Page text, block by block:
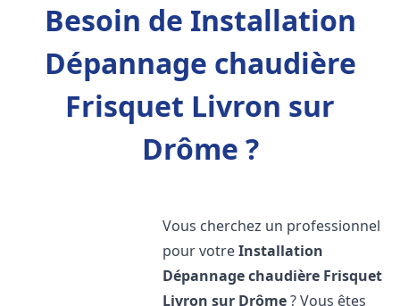
Besoin de Installation
Dépannage chaudière
Frisquet Livron sur
Drôme ?
Vous cherchez un professionnel
pour votreInstallation
Dépannage chaudière Frisquet
Livron sur Drôme? Vous êtes